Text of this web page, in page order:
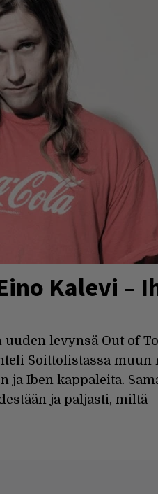
Kalevi –
uuden levynsä Out of
Soittolistassa muun
ja Iben kappaleita.
ja paljasti, miltä